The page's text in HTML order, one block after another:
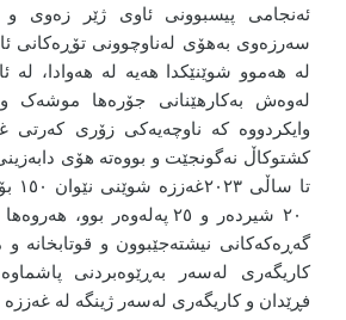
ئەنجامی پیسبوونی ئاوی ژێر زەوی و
سەرزەوی بەهۆی لەناوچوونی تۆڕەکانی
لە هەموو شوێنێکدا هەیە لە هەوادا، لە
لەوەش بەکارهێنانی جۆرەها موشەک
وایکردووە کە ناوچەیەکی زۆری کەرتی
کشتوکاڵ نەگونجێت و بووەتە هۆی
٢٠ شیردەر و ٢٥ پەلەوەر بوو،
گەڕەکەکانی نیشتەجێبوون و قوتابخانە
کاریگەری لەسەر بەڕێوەبردنی
فڕێدان و کاریگەری لەسەر ژینگە لە غەززە